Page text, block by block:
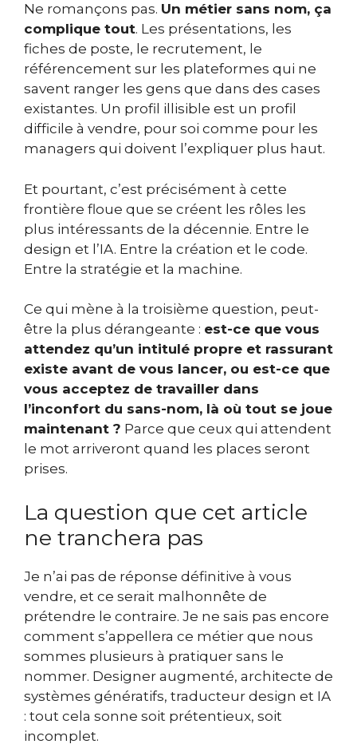
Ne romançons pas. Un métier sans nom, ça
complique tout. Les présentations, les
fiches de poste, le recrutement, le
référencement sur les plateformes qui ne
savent ranger les gens que dans des cases
existantes. Un profil illisible est un profil
difficile à vendre, pour soi comme pour les
managers qui doivent l’expliquer plus haut.
Et pourtant, c’est précisément à cette
frontière floue que se créent les rôles les
plus intéressants de la décennie. Entre le
design et l’IA. Entre la création et le code.
Entre la stratégie et la machine.
Ce qui mène à la troisième question, peut-
être la plus dérangeante : est-ce que vous
attendez qu’un intitulé propre et rassurant
existe avant de vous lancer, ou est-ce que
vous acceptez de travailler dans
l’inconfort du sans-nom, là où tout se joue
maintenant ? Parce que ceux qui attendent
le mot arriveront quand les places seront
prises.
La question que cet article
ne tranchera pas
Je n’ai pas de réponse définitive à vous
vendre, et ce serait malhonnête de
prétendre le contraire. Je ne sais pas encore
comment s’appellera ce métier que nous
sommes plusieurs à pratiquer sans le
nommer. Designer augmenté, architecte de
systèmes génératifs, traducteur design et IA
: tout cela sonne soit prétentieux, soit
incomplet.